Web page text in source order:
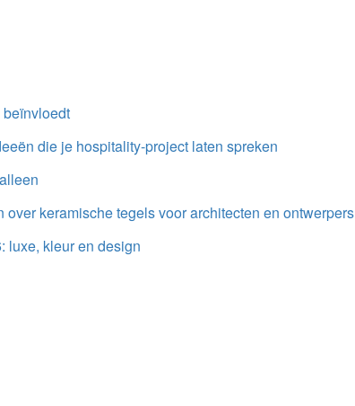
die je hospitality-project laten spreken
keramische tegels voor architecten en ontwerpers
luxe, kleur en design